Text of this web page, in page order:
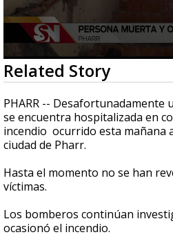
0
seconds
of
25
seconds
Related Story
PHARR --
se encuentra hospitalizada en
incendio ocurrido esta mañana
ciudad de Pharr.
Hasta el momento no se han
víctimas.
Los bomberos continúan
ocasionó el incendio.